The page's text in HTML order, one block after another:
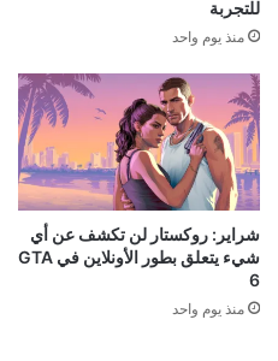
للتجربة
منذ يوم واحد
شراير: روكستار لن تكشف عن أي
شيء يتعلق بطور الأونلاين في GTA
6
منذ يوم واحد